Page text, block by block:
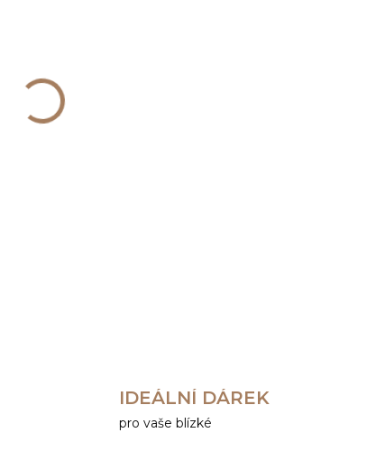
DETAILNÍ INFORMACE
IDEÁLNÍ DÁREK
pro vaše blízké